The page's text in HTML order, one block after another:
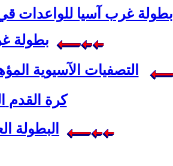
بطولة غرب آسيا للواعدات قي
بطولة غرب
التصفيات الآسيوية
كرة القدم
البطولة